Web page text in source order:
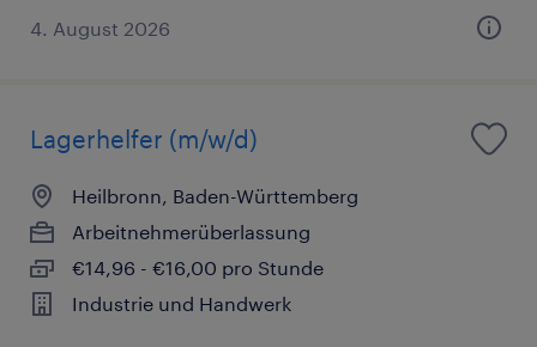
4. August 2026
Lagerhelfer (m/w/d)
Heilbronn, Baden-Württemberg
Arbeitnehmerüberlassung
€14,96 - €16,00 pro Stunde
Industrie und Handwerk